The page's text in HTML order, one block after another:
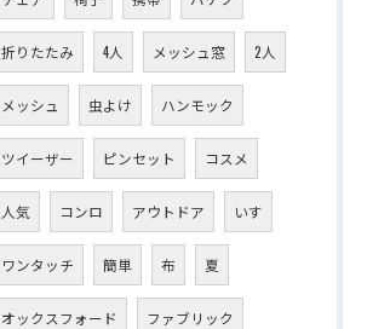
折りたたみ 4人 メッシュ窓 2人
メッシュ 虫よけ ハンモック
ツイーザー ピンセット コスメ
人気 コンロ アウトドア いす
ワンタッチ 簡単 布 夏
オックスフォード ファブリック